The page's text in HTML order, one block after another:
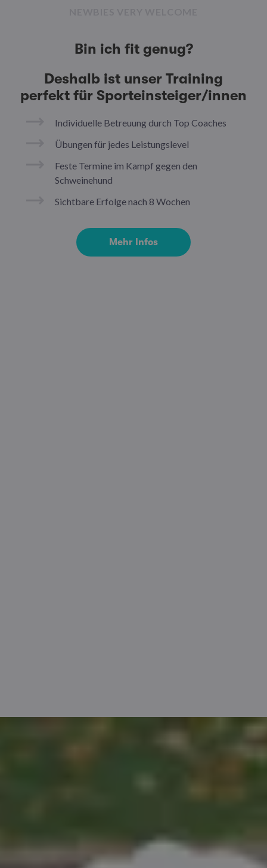
Bin ich fit genug?
Deshalb ist unser Training
perfekt für Sporteinsteiger/innen
Individuelle Betreuung durch Top Coaches
Übungen für jedes Leistungslevel
Feste Termine im Kampf gegen den
Schweinehund
Sichtbare Erfolge nach 8 Wochen
Mehr Infos